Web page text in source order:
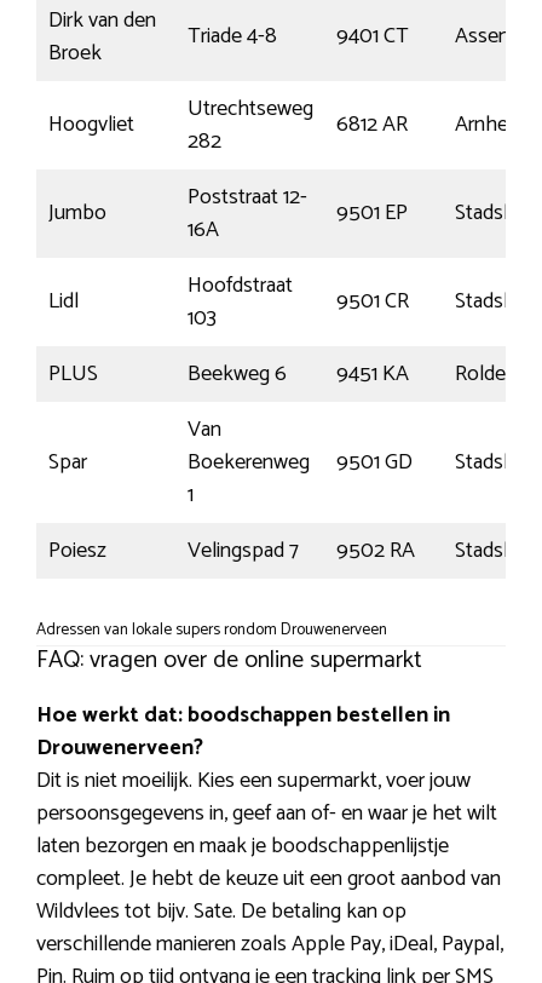
Dirk van den
Broek
Triade 4-8 9401 CT Assen
Hoogvliet
Utrechtseweg
282
6812 AR Arnhem
Jumbo
Poststraat 12-
16A
9501 EP
Lidl
Hoofdstraat
103
9501 CR
PLUS
Beekweg 6 9451 KA Rolde
Spar
Van
Boekerenweg
1
9501 GD
Poiesz Velingspad 7 9502 RA
Adressen van lokale supers rondom Drouwenerveen
FAQ: vragen over de online supermarkt
Hoe werkt dat: boodschappen bestellen in
Drouwenerveen?
Dit is niet moeilijk. Kies een supermarkt, voer jouw
persoonsgegevens in, geef aan of- en waar je het wilt
laten bezorgen en maak je boodschappenlijstje
compleet. Je hebt de keuze uit een groot aanbod van
Wildvlees tot bijv. Sate. De betaling kan op
verschillende manieren zoals Apple Pay, iDeal, Paypal,